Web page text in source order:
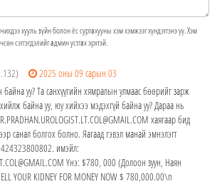
хууль зүйн болон ёс суртахууны хэм хэмжээг хүндэтгэнэ үү. Хэм
сэтгэгдэлийг админ устгах эрхтэй.
2025 оны 09 сарын 03
байна уу? Та санхүүгийн хямралын улмаас бөөрийг зарж
байна уу, юу хийхээ мэдэхгүй байна уу? Дараа нь
хаягаар бид
санал болгох болно. Яагаад гэвэл манай эмнэлэгт
имэйл:
Yнэ: $780, 000 (Долоон зуун, Наян
YOUR KIDNEY FOR MONEY NOW $ 780,000.00\n